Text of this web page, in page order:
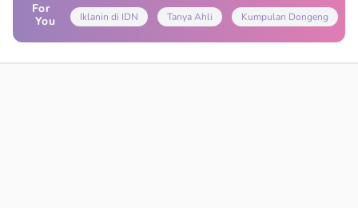
For
You
Iklanin di IDN Tanya Ahli Kumpulan Dongeng